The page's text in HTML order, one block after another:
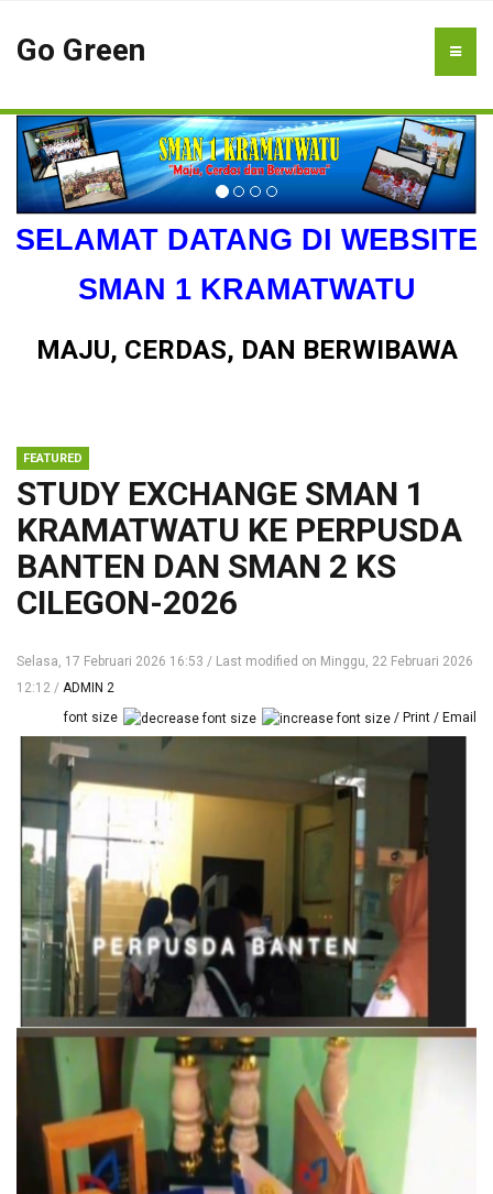
Go Green
SELAMAT DATANG DI WEBSITE
SMAN 1 KRAMATWATU
MAJU, CERDAS, DAN BERWIBAWA
FEATURED
STUDY EXCHANGE SMAN 1
KRAMATWATU KE PERPUSDA
BANTEN DAN SMAN 2 KS
CILEGON-2026
Selasa, 17 Februari 2026 16:53
Last modified on Minggu, 22 Februari 2026
12:12
ADMIN 2
font size
Print Email